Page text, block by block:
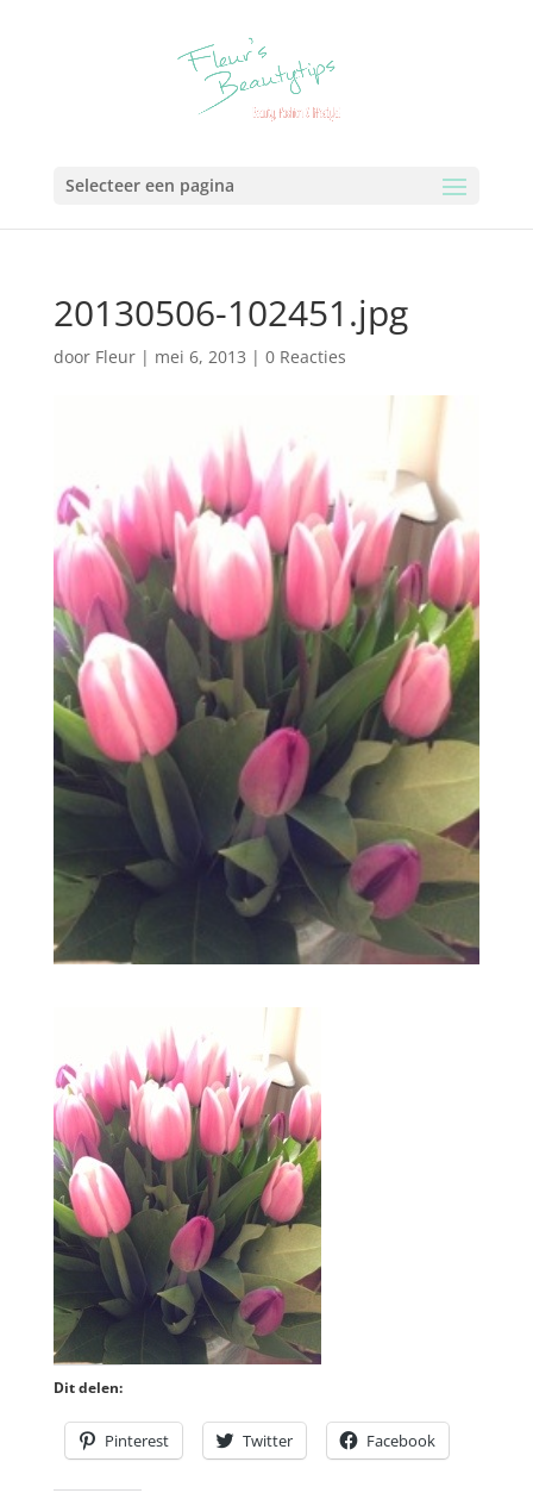
Selecteer een pagina
20130506-102451.jpg
door Fleur| mei 6, 2013 | 0 Reacties
Dit delen:
Pinterest Twitter Facebook